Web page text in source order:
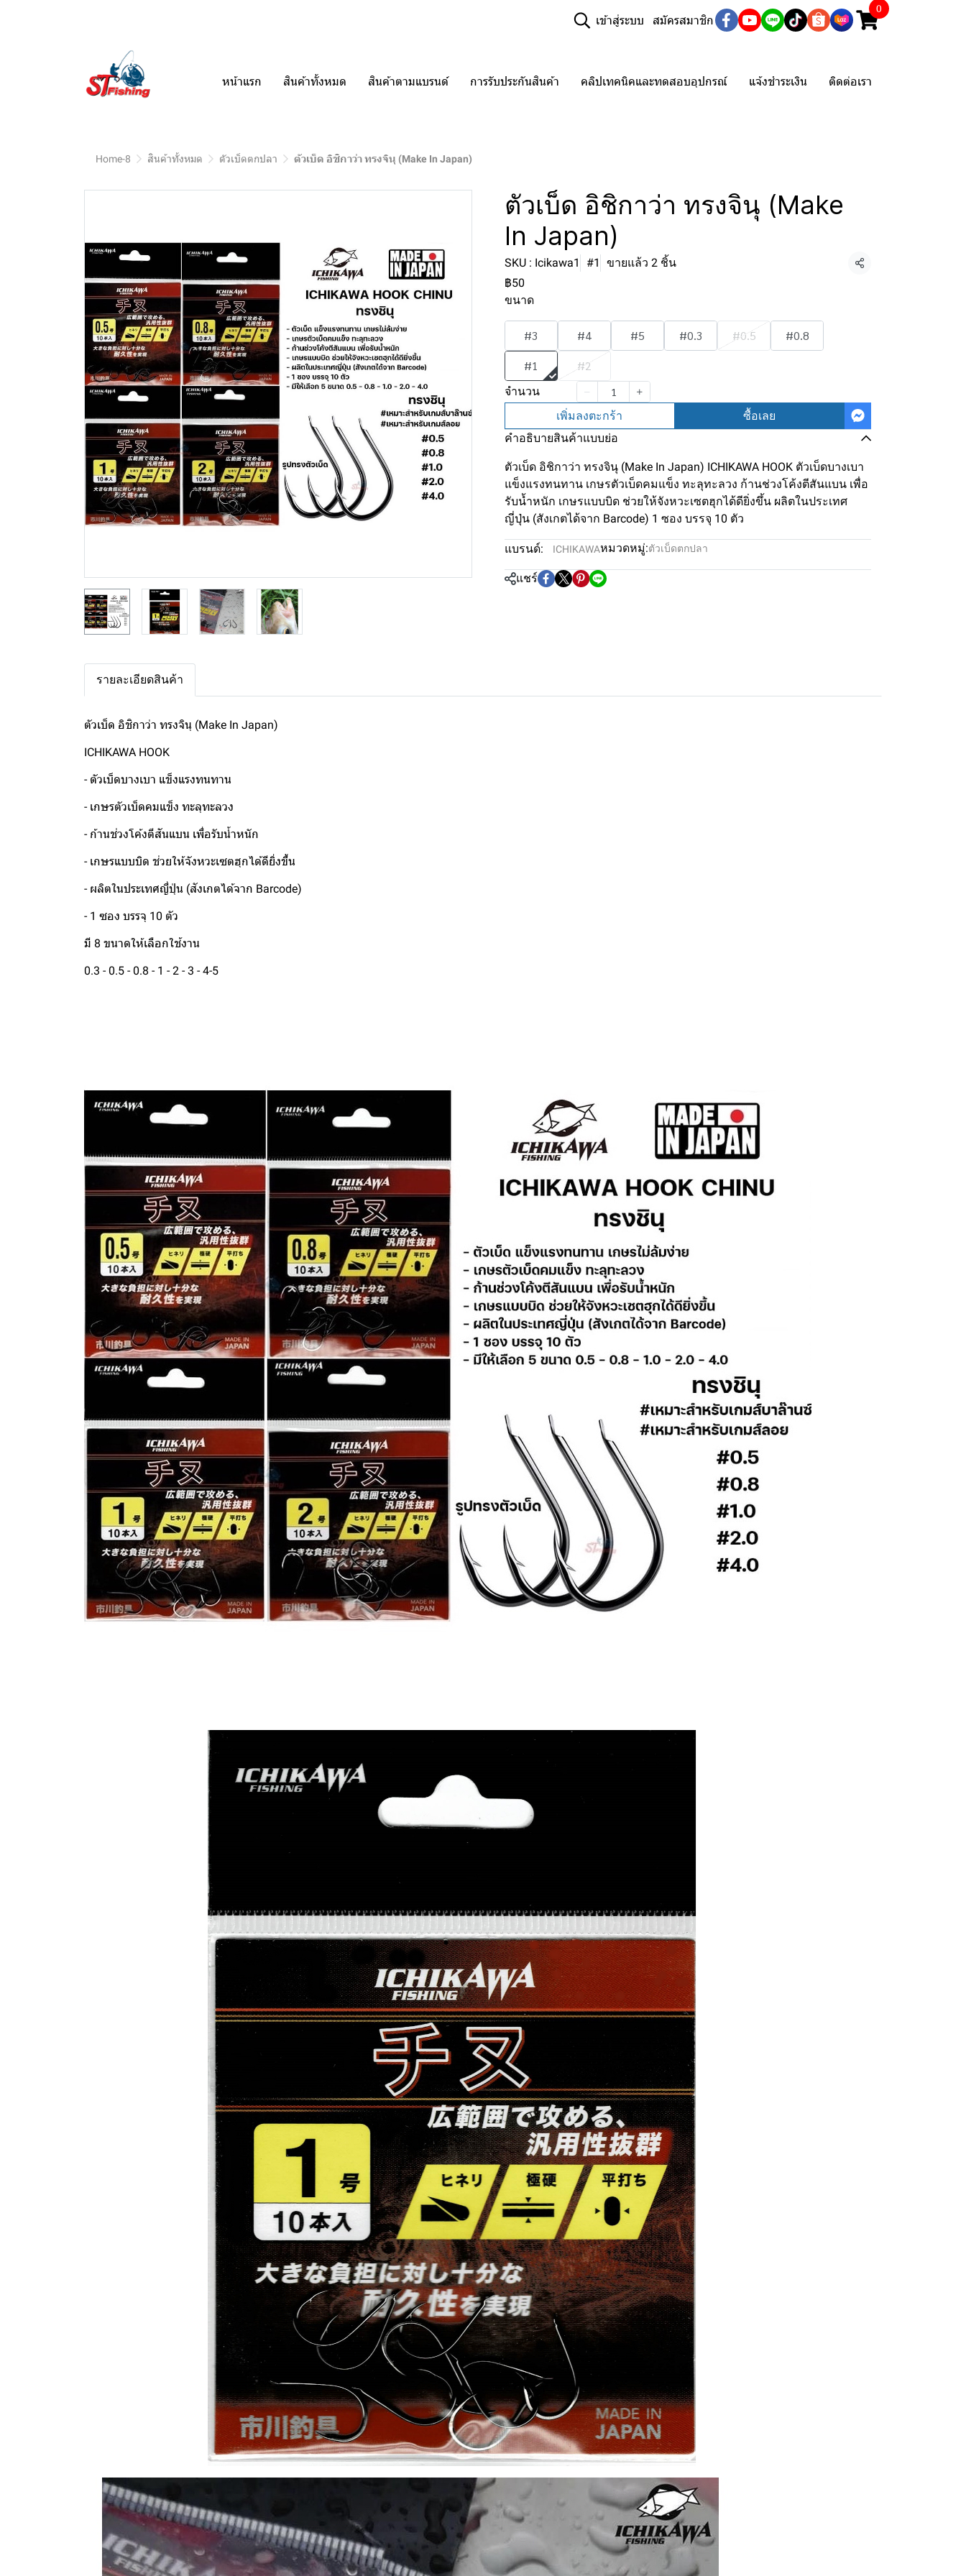
เข้าสู่ระบบ สมัครสมาชิก
0
หน้าแรก สินค้าทั้งหมด สินค้าตามแบรนด์ การรับประกันสินค้า คลิปเทคนิคและทดสอบอุปกรณ์ แจ้งชำระเงิน ติดต่อเรา
Home-8 สินค้าทั้งหมด ตัวเบ็ดตกปลา ตัวเบ็ด อิชิกาว่า ทรงจินุ (Make In Japan)
ตัวเบ็ด อิชิกาว่า ทรงจินุ (Make
In Japan)
SKU : Icikawa1 #1 ขายแล้ว 2 ชิ้น แชร์
฿50
ขนาด
#3 #4 #5 #0.3 #0.5
#0.8
#1
#2
จำนวน
เพิ่มลงตะกร้า ซื้อเลย
คำอธิบายสินค้าแบบย่อ
ตัวเบ็ด อิชิกาว่า ทรงจินุ (Make In Japan) ICHIKAWA HOOK ตัวเบ็ดบางเบา
แข็งแรงทนทาน เกษรตัวเบ็ดคมแข็ง ทะลุทะลวง ก้านช่วงโค้งตีสันแบน เพื่อ
รับน้ำหนัก เกษรแบบบิด ช่วยให้จังหวะเซตฮุกได้ดียิ่งขึ้น ผลิตในประเทศ
ญี่ปุ่น (สังเกตได้จาก Barcode) 1 ซอง บรรจุ 10 ตัว
แบรนด์: ICHIKAWAหมวดหมู่:ตัวเบ็ดตกปลา
แชร์
รายละเอียดสินค้า
ตัวเบ็ด อิชิกาว่า ทรงจินุ (Make In Japan)
ICHIKAWA HOOK
- ตัวเบ็ดบางเบา แข็งแรงทนทาน
- เกษรตัวเบ็ดคมแข็ง ทะลุทะลวง
- ก้านช่วงโค้งตีสันแบน เพื่อรับน้ำหนัก
- เกษรแบบบิด ช่วยให้จังหวะเซตฮุกได้ดียิ่งขึ้น
- ผลิตในประเทศญี่ปุ่น (สังเกตได้จาก Barcode)
- 1 ซอง บรรจุ 10 ตัว
มี 8 ขนาดให้เลือกใช้งาน
0.3 - 0.5 - 0.8 - 1 - 2 - 3 - 4-5